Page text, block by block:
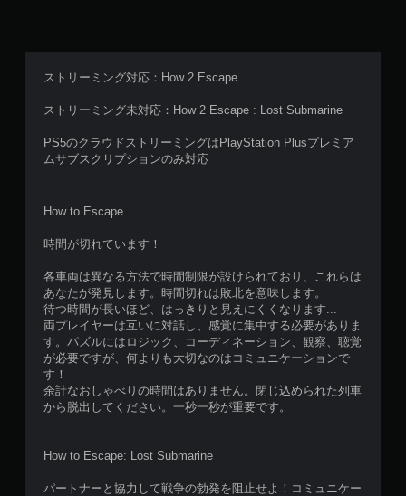
ストリーミング対応：How 2 Escape
ストリーミング未対応：How 2 Escape : Lost Submarine
PS5のクラウドストリーミングはPlayStation Plusプレミア
ムサブスクリプションのみ対応
How to Escape
時間が切れています！
各車両は異なる方法で時間制限が設けられており、これらは
あなたが発見します。時間切れは敗北を意味します。
待つ時間が長いほど、はっきりと見えにくくなります...
両プレイヤーは互いに対話し、感覚に集中する必要がありま
す。パズルにはロジック、コーディネーション、観察、聴覚
が必要ですが、何よりも大切なのはコミュニケーションで
す！
余計なおしゃべりの時間はありません。閉じ込められた列車
から脱出してください。一秒一秒が重要です。
How to Escape: Lost Submarine
パートナーと協力して戦争の勃発を阻止せよ！コミュニケー